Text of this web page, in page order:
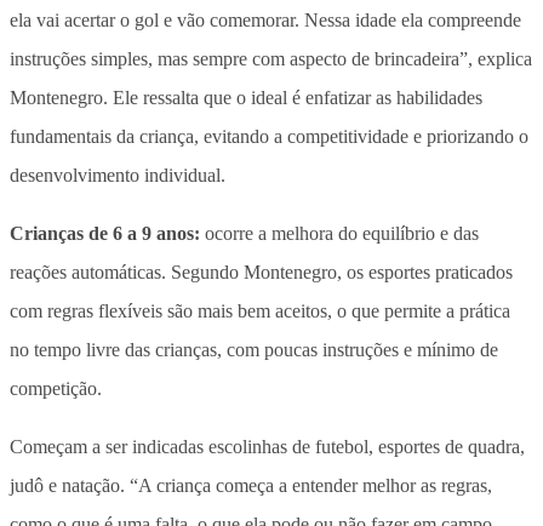
ela vai acertar o gol e vão comemorar. Nessa idade ela compreende
instruções simples, mas sempre com aspecto de brincadeira”, explica
Montenegro. Ele ressalta que o ideal é enfatizar as habilidades
fundamentais da criança, evitando a competitividade e priorizando o
desenvolvimento individual.
Crianças de 6 a 9 anos: ocorre a melhora do equilíbrio e das
reações automáticas. Segundo Montenegro, os esportes praticados
com regras flexíveis são mais bem aceitos, o que permite a prática
no tempo livre das crianças, com poucas instruções e mínimo de
competição.
Começam a ser indicadas escolinhas de futebol, esportes de quadra,
judô e natação. “A criança começa a entender melhor as regras,